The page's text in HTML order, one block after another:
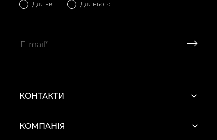
Для неї Для нього
КОНТАКТИ
КОМПАНІЯ